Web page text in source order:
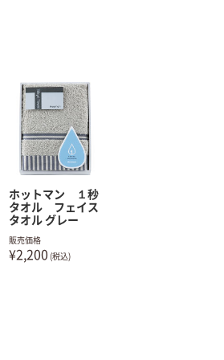
ホットマン １秒
タオル フェイス
タオル グレー
販売価格
¥2,200 (税込)